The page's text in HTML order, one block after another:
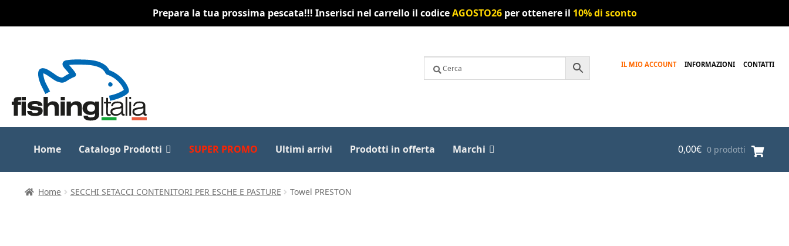
Prepara la tua prossima pescata!!! Inserisci nel carrello il codiceAGOSTO26per ottenere il 10% di sconto
navigazione
contenuto
IL MIO ACCOUNT INFORMAZIONI CONTATTI
Home Catalogo Prodotti SUPER PROMO Ultimi arrivi Prodotti in offerta Marchi 0,00€ 0 prodotti
Home SECCHI SETACCI CONTENITORI PER ESCHE E PASTURE Towel PRESTON